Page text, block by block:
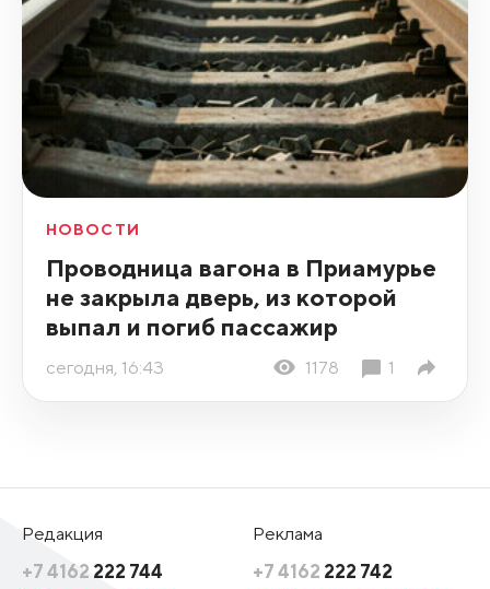
НОВОСТИ
Проводница вагона в Приамурье
не закрыла дверь, из которой
выпал и погиб пассажир
сегодня, 16:43 1178 1
Редакция
+7 4162 222 744
Реклама
+7 4162 222 742